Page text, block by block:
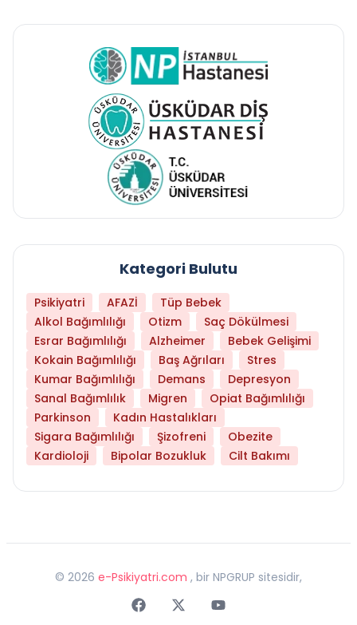
Kategori Bulutu
Psikiyatri AFAZİ
Tüp Bebek
Alkol Bağımlılığı
Otizm
Saç Dökülmesi
Esrar Bağımlılığı
Alzheimer
Bebek Gelişimi
Kokain Bağımlılığı
Baş Ağrıları
Stres
Kumar Bağımlılığı
Demans
Depresyon
Sanal Bağımlılık
Migren
Opiat Bağımlılığı
Parkinson
Kadın Hastalıkları
Sigara Bağımlılığı
Şizofreni
Obezite
Kardioloji
Bipolar Bozukluk Cilt Bakımı
© 2026 e-Psikiyatri.com , bir NPGRUP sitesidir,